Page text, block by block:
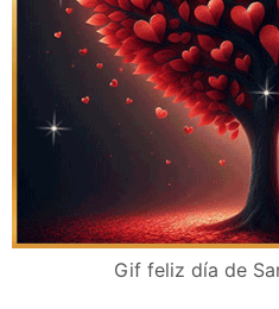
Gif feliz día de